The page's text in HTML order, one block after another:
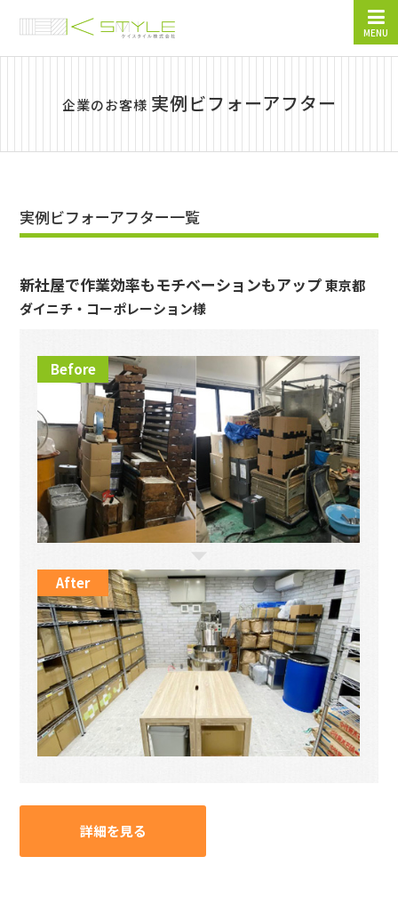
MENU
企業のお客様 実例ビフォーアフター
実例ビフォーアフター一覧
新社屋で作業効率もモチベーションもアップ東京都
ダイニチ・コーポレーション様
Before
After
詳細を見る